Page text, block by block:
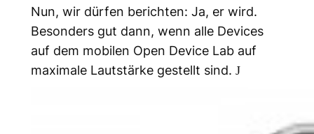
Nun, wir dürfen berichten: Ja, er wird.
Besonders gut dann, wenn alle Devices
auf dem mobilen Open Device Lab auf
maximale Lautstärke gestellt sind. J